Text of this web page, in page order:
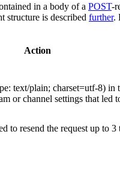
in a body of a POST-
structure is described further.
Action
text/plain; charset=utf-8) in
or channel settings that
to resend the request up to